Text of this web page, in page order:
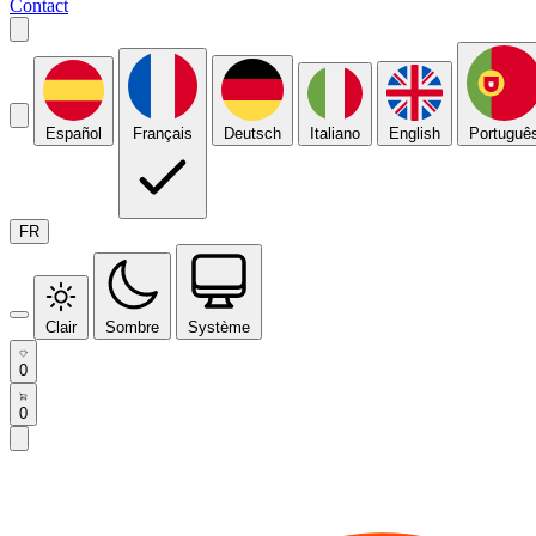
Contact
Español Français Deutsch Italiano English
FR
Clair Sombre Système
0
0